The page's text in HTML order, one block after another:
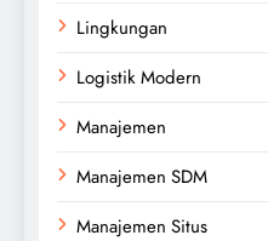
Lingkungan
Logistik Modern
Manajemen
Manajemen SDM
Manajemen Situs